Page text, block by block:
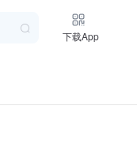
下载App